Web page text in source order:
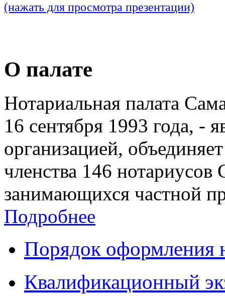
(нажать для просмотра презентации)
О палате
Нотариальная палата
16 сентября 1993 года, -
организацией,
членства 146 нотариусов
занимающихся частной
Подробнее
Порядок оформления
Квалификационный